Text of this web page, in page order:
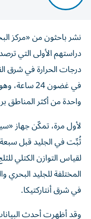
نشر باحثون من «مركز
دراستهم الأولى التي
في غضون 24
واحدة من أكثر
لأول مرة، تمكّن جهاز
ثُبِّت في الجليد قبل
لقياس التوازن الكتلي
المختلفة للجليد البحري
في شرق أنتاركتيكا.
وقد أظهرت أحدث